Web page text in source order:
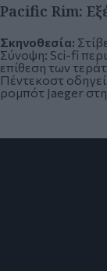
Pacific Rim:
Σκηνοθεσία:
Σύνοψη: Sci-fi
επίθεση των
Πέντεκοστ οδηγεί
ρομπότ Jaeger